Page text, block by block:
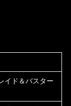
イド＆バスター